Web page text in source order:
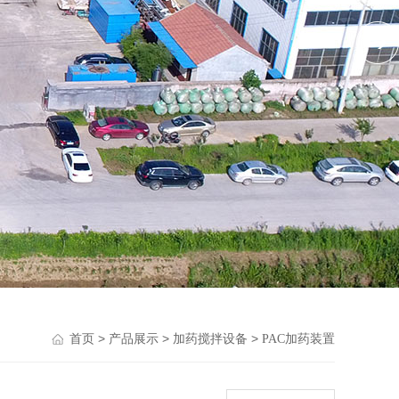
首页 > 产品展示 > 加药搅拌设备 > PAC加药装置